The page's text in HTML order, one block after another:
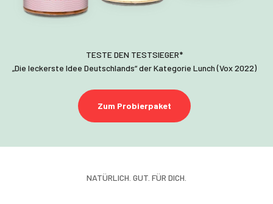
„Die leckerste Idee Deutschlands“ der Kategorie Lunch (Vox 2022)
Zum Probierpaket
NATÜRLICH. GUT. FÜR DICH.